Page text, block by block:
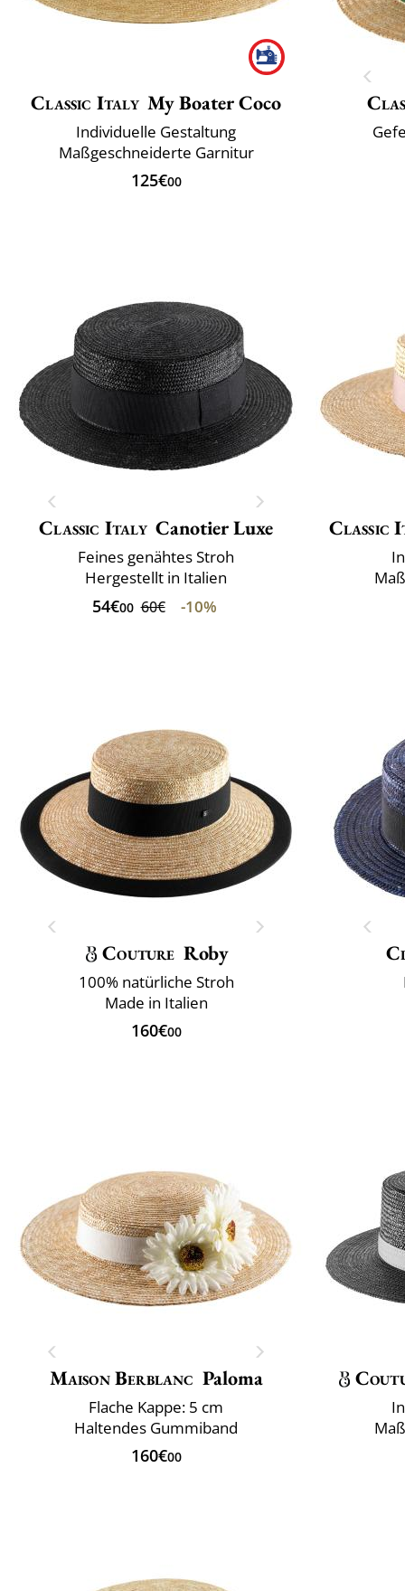
Classic Italy My Boater Coco
Individuelle Gestaltung
Maßgeschneiderte Garnitur
125€00
Classic Italy Canotier Luxe
Feines genähtes Stroh
Hergestellt in Italien
54€00 60€ -10%
Classic
Couture Roby
100% natürliche Stroh
Made in Italien
160€00
Maison Berblanc Paloma
Flache Kappe: 5 cm
Haltendes Gummiband
160€00